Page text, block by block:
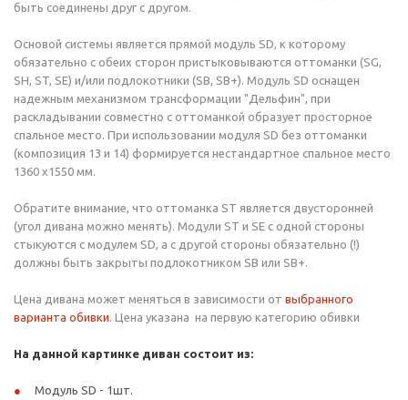
быть соединены друг с другом.
Основой системы является прямой модуль SD, к которому
обязательно с обеих сторон пристыковываются оттоманки (SG,
SH, ST, SE) и/или подлокотники (SB, SB+). Модуль SD оснащен
надежным механизмом трансформации "Дельфин", при
раскладывании совместно с оттоманкой образует просторное
спальное место. При использовании модуля SD без оттоманки
(композиция 13 и 14) формируется нестандартное спальное место
1360 х1550 мм.
Обратите внимание, что оттоманка ST является двусторонней
(угол дивана можно менять). Модули ST и SE с одной стороны
стыкуются с модулем SD, а с другой стороны обязательно (!)
должны быть закрыты подлокотником SB или SB+.
Цена дивана может меняться в зависимости от выбранного
варианта обивки. Цена указана на первую категорию обивки
На данной картинке диван состоит из:
Модуль SD - 1шт.